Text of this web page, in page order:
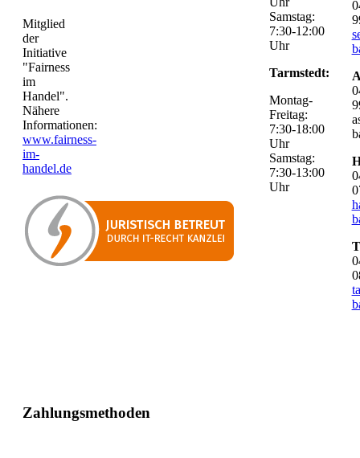
Mitglied
der
Initiative
"Fairness
im
Handel".
Nähere
Informationen:
www.fairness-
im-
handel.de
Samstag:
7:30-12:00
Uhr
Tarmstedt:
Montag-
Freitag:
7:30-18:00
Uhr
Samstag:
7:30-13:00
Uhr
Zahlungsmethoden